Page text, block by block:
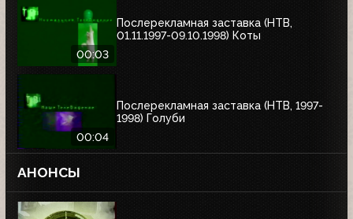
00:03
Послерекламная заставка (НТВ,
01.11.1997-09.10.1998) Коты
00:04
Послерекламная заставка (НТВ, 1997-
1998) Голуби
АНОНСЫ